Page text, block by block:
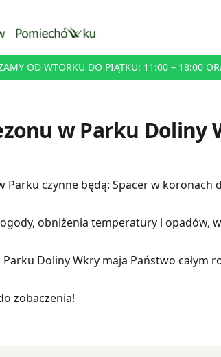
OD WTORKU DO PIĄTKU: 11:00 – 18:00
w Parku Doliny
Parku czynne będą: Spacer w
obniżenia temperatury i opadów,
Doliny Wkry maja Państwo całym
zobaczenia!